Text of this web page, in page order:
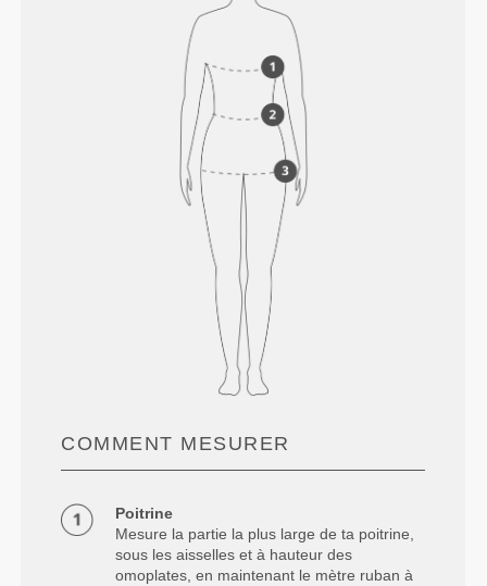
COMMENT MESURER
Poitrine
Mesure la partie la plus large de ta poitrine,
sous les aisselles et à hauteur des
omoplates, en maintenant le mètre ruban à